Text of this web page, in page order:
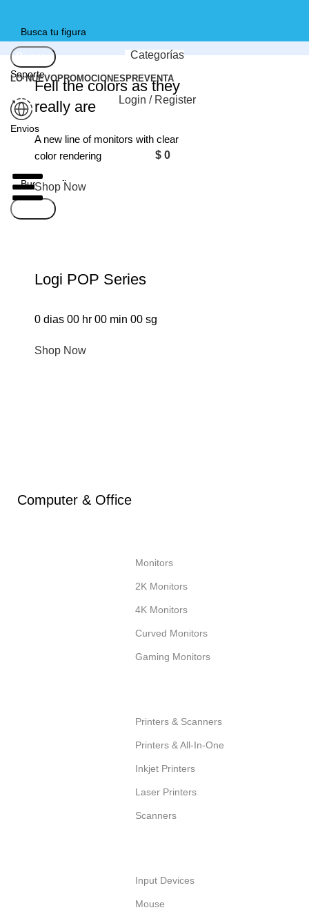
Buscar
Soporte
+57 312 5371455
Envios
Nacionales
Categorías
LO NUEVOPROMOCIONES PREVENTA
Login / Register
$0
Fell the colors as they
really are
A new line of monitors with clear
color rendering
Shop Now
Logi POP Series
0 dias 00 hr 00 min 00 sg
Shop Now
Computer & Office
Monitors
2K Monitors
4K Monitors
Curved Monitors
Gaming Monitors
Printers & Scanners
Printers & All-In-One
Inkjet Printers
Laser Printers
Scanners
Input Devices
Mouse